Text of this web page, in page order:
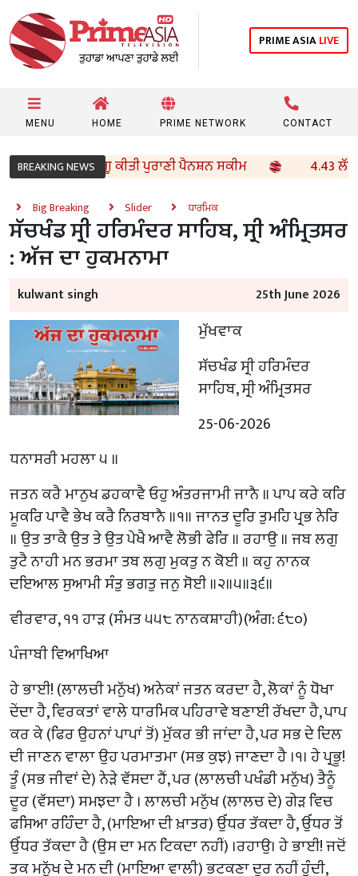
PRIME ASIALIVE
MENU HOME PRIME NETWORK CONTACT
BREAKING NEWS
ਦੀ ਲਾਗੂ ਕੀਤੀ ਪੁਰਾਣੀ ਪੈਨਸ਼ਨ ਸਕੀਮ 4.43 ਲੱਖ ਤੋਂ
Big Breaking Slider ਧਾਰਮਿਕ
ਸੱਚਖੰਡ ਸ੍ਰੀ ਹਰਿਮੰਦਰ ਸਾਹਿਬ, ਸ੍ਰੀ ਅੰਮ੍ਰਿਤਸਰ
: ਅੱਜ ਦਾ ਹੁਕਮਨਾਮਾ
kulwant singh 25th June 2026
ਮੁੱਖਵਾਕ
ਸੱਚਖੰਡ ਸ੍ਰੀ ਹਰਿਮੰਦਰ
ਸਾਹਿਬ, ਸ੍ਰੀ ਅੰਮ੍ਰਿਤਸਰ
25-06-2026
ਧਨਾਸਰੀ ਮਹਲਾ ੫ ॥
ਜਤਨ ਕਰੈ ਮਾਨੁਖ ਡਹਕਾਵੈ ਓਹੁ ਅੰਤਰਜਾਮੀ ਜਾਨੈ ॥ ਪਾਪ ਕਰੇ ਕਰਿ
ਮੂਕਰਿ ਪਾਵੈ ਭੇਖ ਕਰੈ ਨਿਰਬਾਨੈ ॥੧॥ ਜਾਨਤ ਦੂਰਿ ਤੁਮਹਿ ਪ੍ਰਭ ਨੇਰਿ
॥ ਉਤ ਤਾਕੈ ਉਤ ਤੇ ਉਤ ਪੇਖੈ ਆਵੈ ਲੋਭੀ ਫੇਰਿ ॥ ਰਹਾਉ ॥ ਜਬ ਲਗੁ
ਤੁਟੈ ਨਾਹੀ ਮਨ ਭਰਮਾ ਤਬ ਲਗੁ ਮੁਕਤੁ ਨ ਕੋਈ ॥ ਕਹੁ ਨਾਨਕ
ਦਇਆਲ ਸੁਆਮੀ ਸੰਤੁ ਭਗਤੁ ਜਨੁ ਸੋਈ ॥੨॥੫॥੩੬॥
ਵੀਰਵਾਰ, ੧੧ ਹਾੜ (ਸੰਮਤ ੫੫੮ ਨਾਨਕਸ਼ਾਹੀ)(ਅੰਗ: ੬੮੦)
ਪੰਜਾਬੀ ਵਿਆਖਿਆ
ਹੇ ਭਾਈ! (ਲਾਲਚੀ ਮਨੁੱਖ) ਅਨੇਕਾਂ ਜਤਨ ਕਰਦਾ ਹੈ, ਲੋਕਾਂ ਨੂੰ ਧੋਖਾ
ਦੇਂਦਾ ਹੈ, ਵਿਰਕਤਾਂ ਵਾਲੇ ਧਾਰਮਿਕ ਪਹਿਰਾਵੇ ਬਣਾਈ ਰੱਖਦਾ ਹੈ, ਪਾਪ
ਕਰ ਕੇ (ਫਿਰ ਉਹਨਾਂ ਪਾਪਾਂ ਤੋਂ) ਮੁੱਕਰ ਭੀ ਜਾਂਦਾ ਹੈ, ਪਰ ਸਭ ਦੇ ਦਿਲ
ਦੀ ਜਾਣਨ ਵਾਲਾ ਉਹ ਪਰਮਾਤਮਾ (ਸਭ ਕੁਝ) ਜਾਣਦਾ ਹੈ ।੧। ਹੇ ਪ੍ਰਭੂ!
ਤੂੰ (ਸਭ ਜੀਵਾਂ ਦੇ) ਨੇੜੇ ਵੱਸਦਾ ਹੈਂ, ਪਰ (ਲਾਲਚੀ ਪਖੰਡੀ ਮਨੁੱਖ) ਤੈਨੂੰ
ਦੂਰ (ਵੱਸਦਾ) ਸਮਝਦਾ ਹੈ । ਲਾਲਚੀ ਮਨੁੱਖ (ਲਾਲਚ ਦੇ) ਗੇੜ ਵਿਚ
ਫਸਿਆ ਰਹਿੰਦਾ ਹੈ, (ਮਾਇਆ ਦੀ ਖ਼ਾਤਰ) ਉੱਧਰ ਤੱਕਦਾ ਹੈ, ਉੱਧਰ ਤੋਂ
ਉੱਧਰ ਤੱਕਦਾ ਹੈ (ਉਸ ਦਾ ਮਨ ਟਿਕਦਾ ਨਹੀਂ) ।ਰਹਾਉ। ਹੇ ਭਾਈ! ਜਦੋਂ
ਤਕ ਮਨੁੱਖ ਦੇ ਮਨ ਦੀ (ਮਾਇਆ ਵਾਲੀ) ਭਟਕਣਾ ਦੂਰ ਨਹੀਂ ਹੁੰਦੀ,